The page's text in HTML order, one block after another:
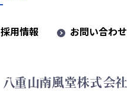
採用情報 お問い合わせ